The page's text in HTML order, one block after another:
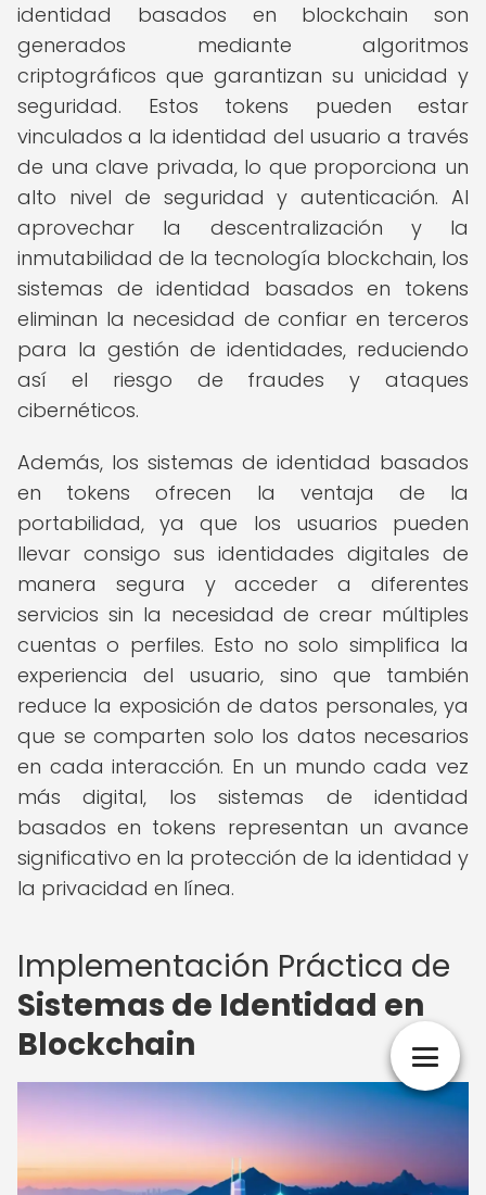
identidad basados en blockchain son
generados mediante algoritmos
criptográficos que garantizan su unicidad y
seguridad. Estos tokens pueden estar
vinculados a la identidad del usuario a través
de una clave privada, lo que proporciona un
alto nivel de seguridad y autenticación. Al
aprovechar la descentralización y la
inmutabilidad de la tecnología blockchain, los
sistemas de identidad basados en tokens
eliminan la necesidad de confiar en terceros
para la gestión de identidades, reduciendo
así el riesgo de fraudes y ataques
cibernéticos.
Además, los sistemas de identidad basados
en tokens ofrecen la ventaja de la
portabilidad, ya que los usuarios pueden
llevar consigo sus identidades digitales de
manera segura y acceder a diferentes
servicios sin la necesidad de crear múltiples
cuentas o perfiles. Esto no solo simplifica la
experiencia del usuario, sino que también
reduce la exposición de datos personales, ya
que se comparten solo los datos necesarios
en cada interacción. En un mundo cada vez
más digital, los sistemas de identidad
basados en tokens representan un avance
significativo en la protección de la identidad y
la privacidad en línea.
Implementación Práctica de
Sistemas de Identidad en
Blockchain